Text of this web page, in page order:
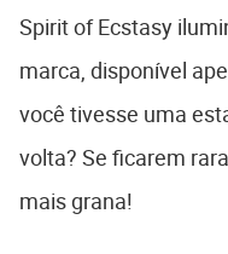
Spirit of Ecstasy
marca, disponível
você tivesse uma
volta? Se ficarem
mais grana!